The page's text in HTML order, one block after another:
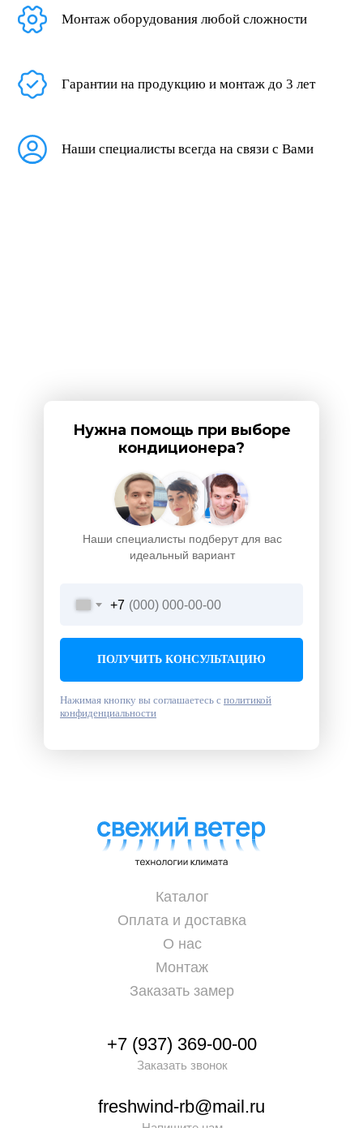
Монтаж оборудования любой сложности
Гарантии на продукцию и монтаж до 3 лет
Наши специалисты всегда на связи с Вами
Наши специалисты подберут для вас
идеальный вариант
Нужна помощь при выборе
кондиционера?
+7
ПОЛУЧИТЬ КОНСУЛЬТАЦИЮ
Нажимая кнопку вы соглашаетесь с политикой
конфиденциальности
+7 (937) 369-00-00
Заказать звонок
freshwind-rb@mail.ru
Каталог
Оплата и доставка
О нас
Монтаж
Заказать замер